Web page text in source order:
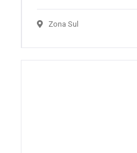
Zona Sul